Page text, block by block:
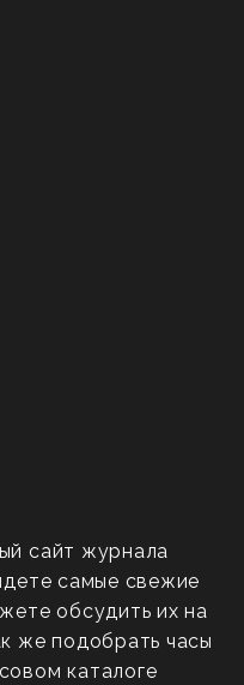
сайт журнала
самые свежие
обсудить их на
же подобрать часы
каталоге